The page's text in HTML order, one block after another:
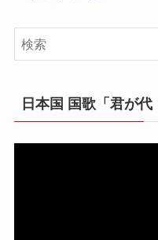
日本国 国歌「君が代